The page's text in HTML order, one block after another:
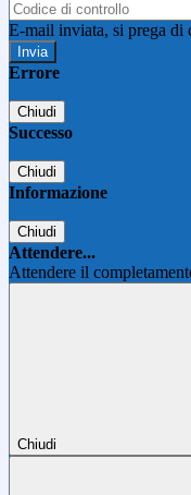
E-mail inviata, si prega di
Errore
Chiudi
Successo
Chiudi
Informazione
Chiudi
Attendere...
Attendere il
Chiudi